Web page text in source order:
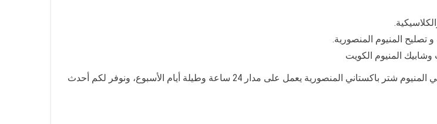
تصليح المنيوم المنصورية.
المنيوم الكويت
خدماتنا متاحة في كافة مناطق المنصورية وبارخص الا لذلك نوفر لكم أفضل فني المنيوم شتر باكستاني المنصورية يعمل على مدار 24 ساعة وطيلة أيام الأسبوع، ونوفر لكم أحدث